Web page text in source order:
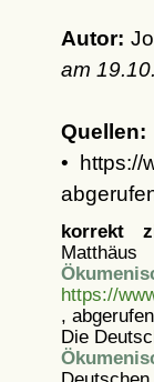
Autor:
am
Quellen:
• https://
korrekt
https://
,
Die